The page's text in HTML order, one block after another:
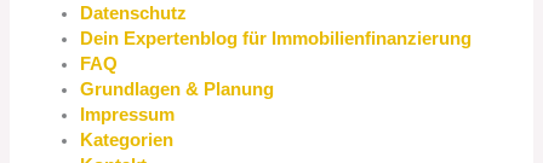
Datenschutz
Dein Expertenblog für Immobilienfinanzierung
FAQ
Grundlagen & Planung
Impressum
Kategorien